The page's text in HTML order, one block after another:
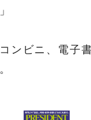
ンビニ、電子